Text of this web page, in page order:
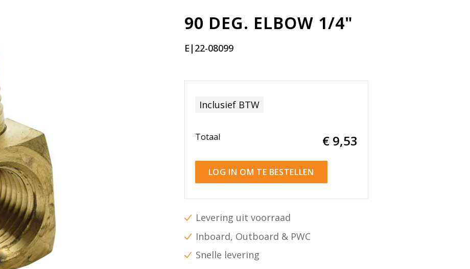
90 DEG. ELBOW 1/4"
E|22-08099
Inclusief BTW
Totaal € 9,53
LOG IN OM TE BESTELLEN
Levering uit voorraad
Inboard, Outboard & PWC
Snelle levering